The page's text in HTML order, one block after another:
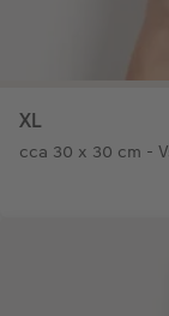
XL
cca 30 x 30 cm -